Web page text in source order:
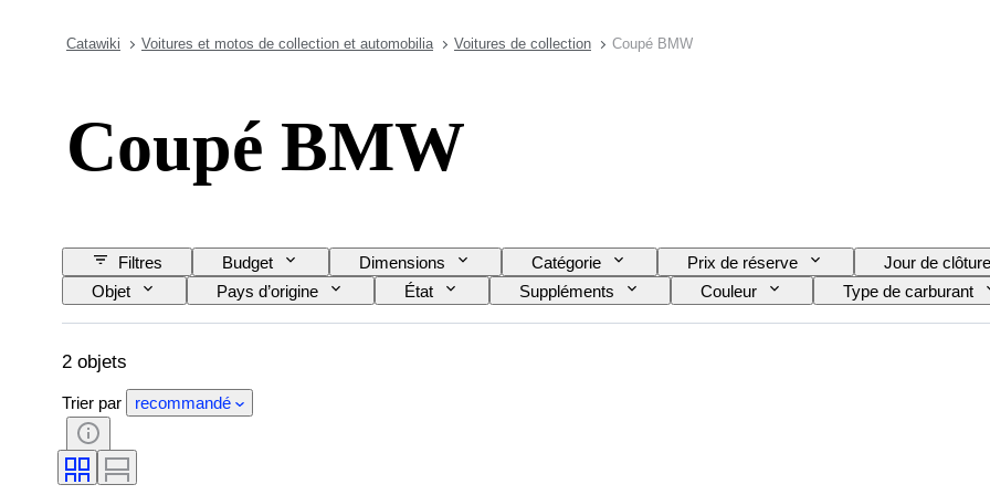
Catawiki Voitures et motos de collection et automobilia Voitures de collection Coupé BMW
Coupé BMW
Filtres Budget Dimensions Catégorie Prix de réserve Jour de clôture
Objet
Pays d’origine État Suppléments Couleur Type de carburant
CoC (Certificat de conformité)
État (mécanique) État (châssis et soubassement de carrosserie)
2 objets
Trier par recommandé